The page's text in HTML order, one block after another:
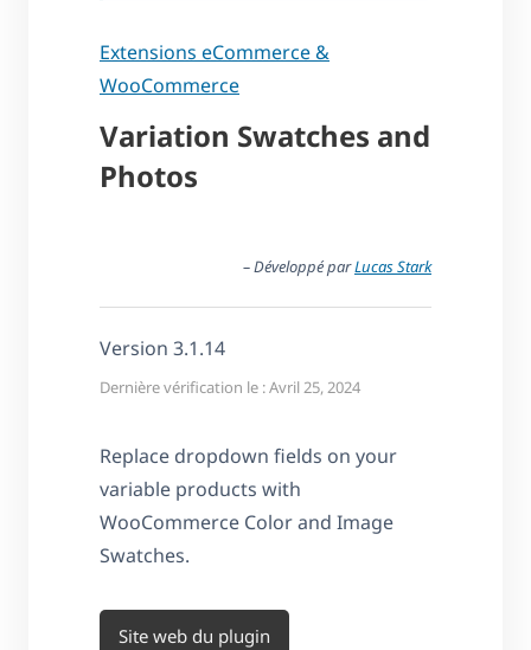
Extensions eCommerce &
WooCommerce
Variation Swatches and
Photos
– Développé parLucas Stark
Version 3.1.14
Dernière vérification le : Avril 25, 2024
Replace dropdown fields on your
variable products with
WooCommerce Color and Image
Swatches.
Site web du plugin